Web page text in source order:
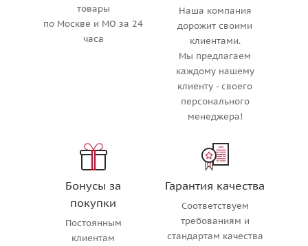
товары
по Москве и МО за 24
часа
Наша компания
дорожит своими
клиентами.
Мы предлагаем
каждому нашему
клиенту - своего
персонального
менеджера!
Бонусы за
покупки
Постоянным
клиентам
Гарантия качества
Соответствуем
требованиям и
стандартам качества